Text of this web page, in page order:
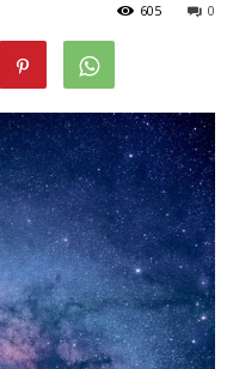
0
605